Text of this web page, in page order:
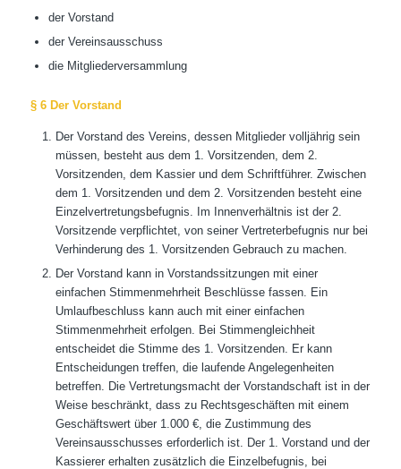
der Vorstand
der Vereinsausschuss
die Mitgliederversammlung
§ 6 Der Vorstand
Der Vorstand des Vereins, dessen Mitglieder volljährig sein
müssen, besteht aus dem 1. Vorsitzenden, dem 2.
Vorsitzenden, dem Kassier und dem Schriftführer. Zwischen
dem 1. Vorsitzenden und dem 2. Vorsitzenden besteht eine
Einzelvertretungsbefugnis. Im Innenverhältnis ist der 2.
Vorsitzende verpflichtet, von seiner Vertreterbefugnis nur bei
Verhinderung des 1. Vorsitzenden Gebrauch zu machen.
Der Vorstand kann in Vorstandssitzungen mit einer
einfachen Stimmenmehrheit Beschlüsse fassen. Ein
Umlaufbeschluss kann auch mit einer einfachen
Stimmenmehrheit erfolgen. Bei Stimmengleichheit
entscheidet die Stimme des 1. Vorsitzenden. Er kann
Entscheidungen treffen, die laufende Angelegenheiten
betreffen. Die Vertretungsmacht der Vorstandschaft ist in der
Weise beschränkt, dass zu Rechtsgeschäften mit einem
Geschäftswert über 1.000 €, die Zustimmung des
Vereinsausschusses erforderlich ist. Der 1. Vorstand und der
Kassierer erhalten zusätzlich die Einzelbefugnis, bei